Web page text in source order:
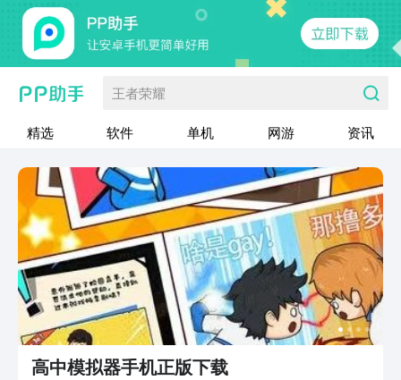
王者荣耀
精选 软件 单机 网游 资讯
高中模拟器手机正版下载